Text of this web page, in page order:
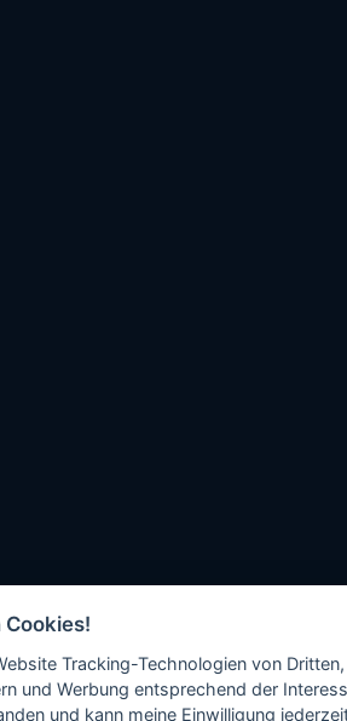
Tracking-Technologien von
und Werbung entsprechend der
und kann meine Einwilligung